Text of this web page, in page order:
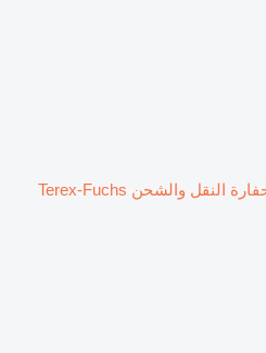
حفارة النقل والشحن Terex-Fuchs